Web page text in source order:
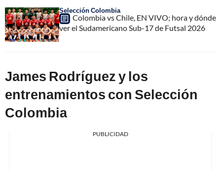
Selección Colombia
Colombia vs Chile, EN VIVO; hora y dónde
ver el Sudamericano Sub-17 de Futsal 2026
James Rodríguez y los
entrenamientos con Selección
Colombia
PUBLICIDAD